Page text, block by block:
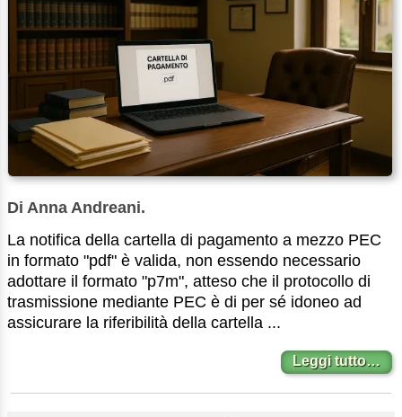
Di Anna Andreani.
La notifica della cartella di pagamento a mezzo PEC
in formato "pdf" è valida, non essendo necessario
adottare il formato "p7m", atteso che il protocollo di
trasmissione mediante PEC è di per sé idoneo ad
assicurare la riferibilità della cartella ...
Leggi tutto…